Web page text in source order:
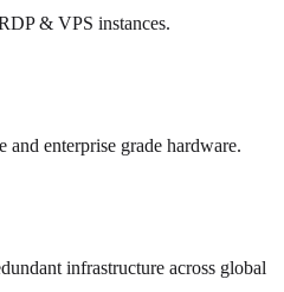
& VPS instances.
enterprise grade hardware.
infrastructure across global